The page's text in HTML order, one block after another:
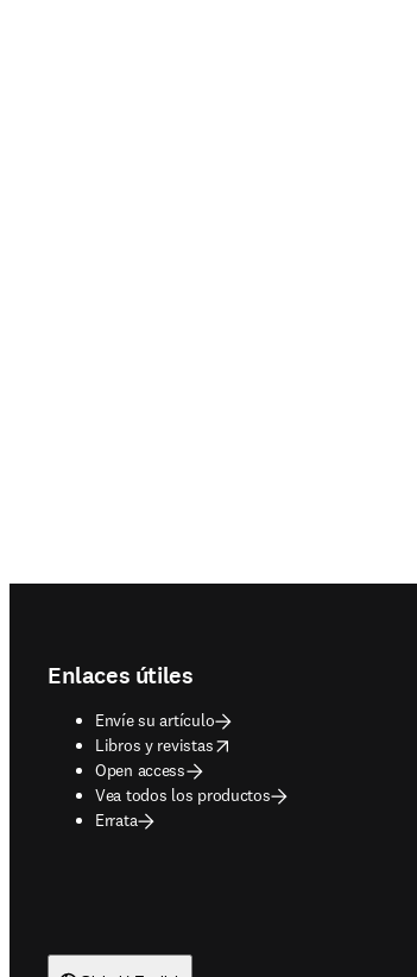
Enlaces útiles
Envíe su artículo
Libros y revistas
opens in new tab/window
Open access
Vea todos los productos
Errata